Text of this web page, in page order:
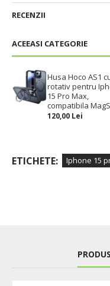
ACEEASI CATEGORIE
Husa Hoco AS1
rotativ pentru
15 Pro Max,
compatibila
120,00 Lei
RECENZII
ETICHETE: Iphone 15